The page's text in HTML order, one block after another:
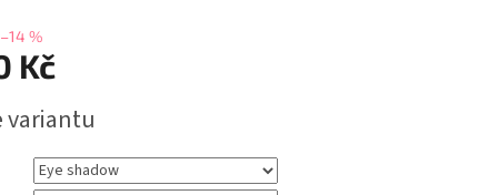
–14 %
Kč
variantu